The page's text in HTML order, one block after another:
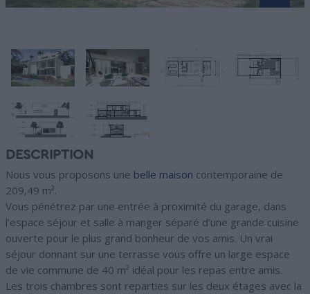
DESCRIPTION
Nous vous proposons une belle maison contemporaine de
209,49 m².
Vous pénétrez par une entrée à proximité du garage, dans
l’espace séjour et salle à manger séparé d’une grande cuisine
ouverte pour le plus grand bonheur de vos amis. Un vrai
séjour donnant sur une terrasse vous offre un large espace
de vie commune de 40 m² idéal pour les repas entre amis.
Les trois chambres sont reparties sur les deux étages avec la